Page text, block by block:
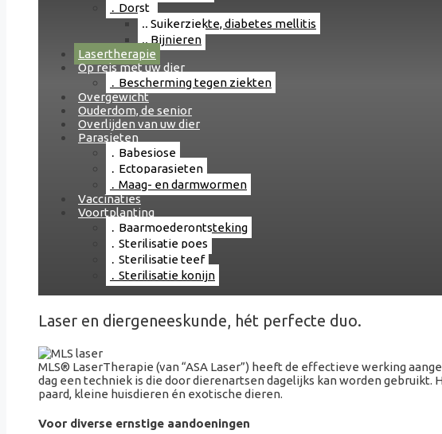
Dorst
Suikerziekte, diabetes mellitis
Bijnieren
Lasertherapie
Op reis met uw dier
Bescherming tegen ziekten
Overgewicht
Ouderdom, de senior
Overlijden van uw dier
Parasieten
Babesiose
Ectoparasieten
Maag- en darmwormen
Vaccinaties
Voortplanting
Baarmoederontsteking
Sterilisatie poes
Sterilisatie teef
Sterilisatie konijn
Laser en diergeneeskunde, hét perfecte duo.
MLS® LaserTherapie (van “ASA Laser”) heeft de effectieve werking
dag een techniek is die door dierenartsen dagelijks kan worden
paard, kleine huisdieren én exotische dieren.
Voor diverse ernstige aandoeningen